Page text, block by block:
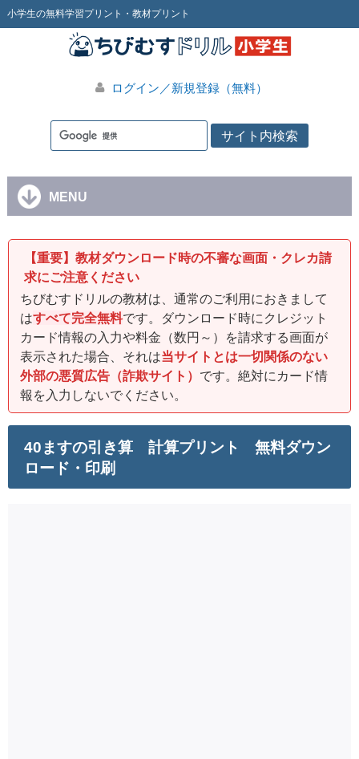
小学生の無料学習プリント・教材プリント
ログイン／新規登録（無料）
MENU
【重要】教材ダウンロード時の不審な画面・クレカ請
求にご注意ください
ちびむすドリルの教材は、通常のご利用におきまして
はすべて完全無料です。ダウンロード時にクレジット
カード情報の入力や料金（数円～）を請求する画面が
表示された場合、それは当サイトとは一切関係のない
外部の悪質広告（詐欺サイト） です。絶対にカード情
報を入力しないでください。
40ますの引き算 計算プリント 無料ダウン
ロード・印刷